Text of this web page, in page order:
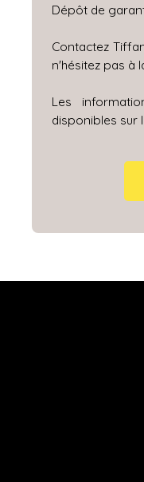
Dépôt de
Contactez
n'hésitez pas à
Les
disponibles sur